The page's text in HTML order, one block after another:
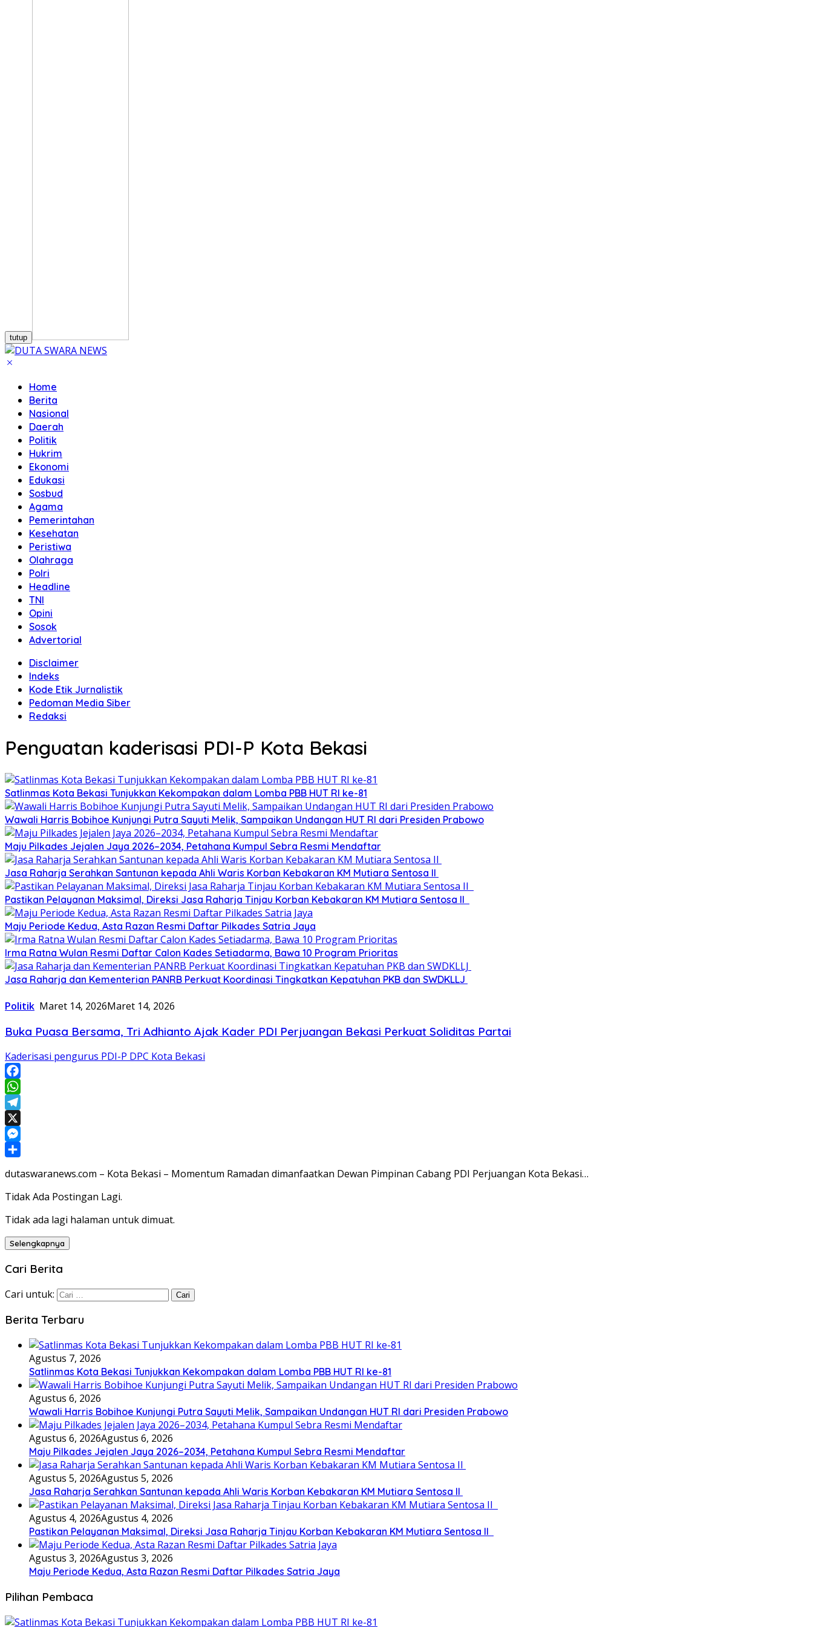
tutup
Home
Berita
Nasional
Daerah
Politik
Hukrim
Ekonomi
Edukasi
Sosbud
Agama
Pemerintahan
Kesehatan
Peristiwa
Olahraga
Polri
Headline
TNI
Opini
Sosok
Advertorial
Disclaimer
Indeks
Kode Etik Jurnalistik
Pedoman Media Siber
Redaksi
Penguatan kaderisasi PDI-P Kota Bekasi
Satlinmas Kota Bekasi Tunjukkan Kekompakan dalam Lomba PBB HUT RI ke-81
Wawali Harris Bobihoe Kunjungi Putra Sayuti Melik, Sampaikan Undangan HUT RI dari Presiden Prabowo
Maju Pilkades Jejalen Jaya 2026–2034, Petahana Kumpul Sebra Resmi Mendaftar
Jasa Raharja Serahkan Santunan kepada Ahli Waris Korban Kebakaran KM Mutiara Sentosa II
Pastikan Pelayanan Maksimal, Direksi Jasa Raharja Tinjau Korban Kebakaran KM Mutiara Sentosa II
Maju Periode Kedua, Asta Razan Resmi Daftar Pilkades Satria Jaya
Irma Ratna Wulan Resmi Daftar Calon Kades Setiadarma, Bawa 10 Program Prioritas
Jasa Raharja dan Kementerian PANRB Perkuat Koordinasi Tingkatkan Kepatuhan PKB dan SWDKLLJ
Politik Maret 14, 2026Maret 14, 2026
Buka Puasa Bersama, Tri Adhianto Ajak Kader PDI Perjuangan Bekasi Perkuat Soliditas Partai
Kaderisasi pengurus PDI-P DPC Kota Bekasi
Facebook
WhatsApp
Telegram
X
Messenger
dutaswaranews.com – Kota Bekasi – Momentum Ramadan dimanfaatkan Dewan Pimpinan Cabang PDI Perjuangan Kota Bekasi…
Tidak Ada Postingan Lagi.
Tidak ada lagi halaman untuk dimuat.
Selengkapnya
Cari Berita
Cari untuk:
Berita Terbaru
Agustus 7, 2026
Satlinmas Kota Bekasi Tunjukkan Kekompakan dalam Lomba PBB HUT RI ke-81
Agustus 6, 2026
Wawali Harris Bobihoe Kunjungi Putra Sayuti Melik, Sampaikan Undangan HUT RI dari Presiden Prabowo
Agustus 6, 2026Agustus 6, 2026
Maju Pilkades Jejalen Jaya 2026–2034, Petahana Kumpul Sebra Resmi Mendaftar
Agustus 5, 2026Agustus 5, 2026
Jasa Raharja Serahkan Santunan kepada Ahli Waris Korban Kebakaran KM Mutiara Sentosa II
Agustus 4, 2026Agustus 4, 2026
Pastikan Pelayanan Maksimal, Direksi Jasa Raharja Tinjau Korban Kebakaran KM Mutiara Sentosa II
Agustus 3, 2026Agustus 3, 2026
Maju Periode Kedua, Asta Razan Resmi Daftar Pilkades Satria Jaya
Pilihan Pembaca